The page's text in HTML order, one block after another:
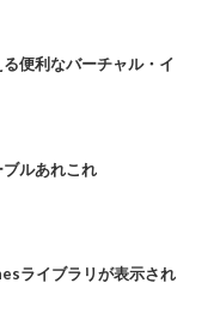
便利なバーチャル・イ
ルあれこれ
ライブラリが表示され